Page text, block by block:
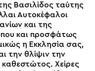
Βασιλίδος ταύτης
Αυτοκέφαλοι
και της
και προσφάτως
η Εκκλησία σας,
την θλίψιν την
Χείρες